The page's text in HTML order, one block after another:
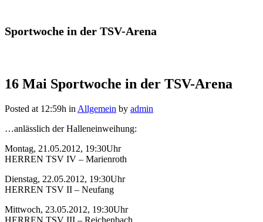
Sportwoche in der TSV-Arena
16 Mai Sportwoche in der TSV-Arena
Posted at 12:59h in Allgemein by admin
…anlässlich der Halleneinweihung:
Montag, 21.05.2012, 19:30Uhr
HERREN TSV IV – Marienroth
Dienstag, 22.05.2012, 19:30Uhr
HERREN TSV II – Neufang
Mittwoch, 23.05.2012, 19:30Uhr
HERREN TSV III – Reichenbach